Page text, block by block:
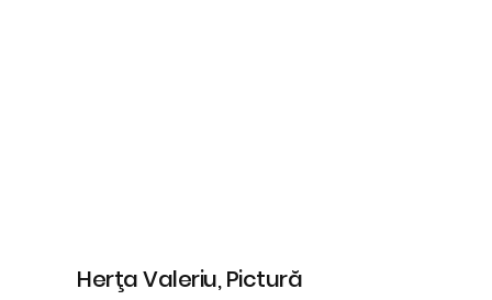
Herţa Valeriu, Pictură